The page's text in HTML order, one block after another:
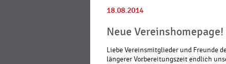
18.08.2014
Neue Vereinshomepage!
Liebe Vereinsmitglieder und Freunde
längerer Vorbereitungszeit endlich